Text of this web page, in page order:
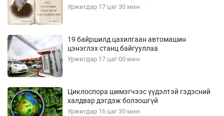
Уржигдар 17 цаг 30 мин
19 байршилд цахилгаан автомашин
цэнэглэх станц байгууллаа
Уржигдар 17 цаг 00 мин
Циклоспора шимэгчээс үүдэлтэй гэдэсний
халдвар дэгдэж болзошгүй
Уржигдар 16 цаг 30 мин